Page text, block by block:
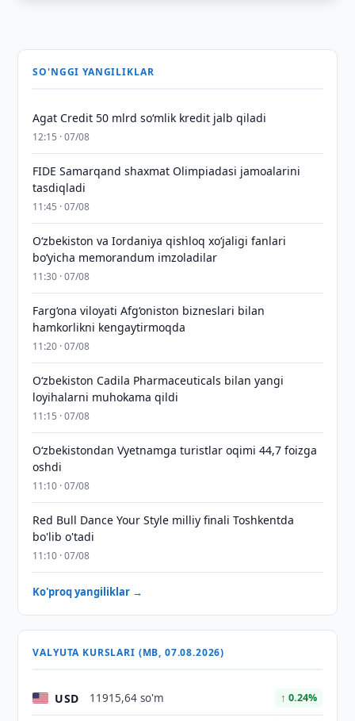
SO'NGGI YANGILIKLAR
Agat Credit 50 mlrd so‘mlik kredit jalb qiladi
12:15 · 07/08
FIDE Samarqand shaxmat Olimpiadasi jamoalarini
tasdiqladi
11:45 · 07/08
Oʻzbekiston va Iordaniya qishloq xoʻjaligi fanlari
boʻyicha memorandum imzoladilar
11:30 · 07/08
Farg‘ona viloyati Afg‘oniston bizneslari bilan
hamkorlikni kengaytirmoqda
11:20 · 07/08
Oʻzbekiston Cadila Pharmaceuticals bilan yangi
loyihalarni muhokama qildi
11:15 · 07/08
O‘zbekistondan Vyetnamga turistlar oqimi 44,7 foizga
oshdi
11:10 · 07/08
Red Bull Dance Your Style milliy finali Toshkentda
bo'lib o'tadi
11:10 · 07/08
Ko'proq yangiliklar →
VALYUTA KURSLARI (MB, 07.08.2026)
USD 11915,64 so'm ↑ 0.24%